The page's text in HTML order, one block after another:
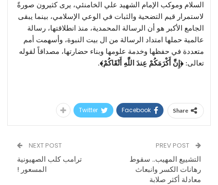
السلام وموكب الإمام الشهيد علي الخامنئي، يرى كثيرون صورةً
لاستمرار قيم التضحية والثبات في الوعي الإسلامي، بينما يبقى
الجامع الأكبر هو أن الرسالة المحمدية، منذ انطلاقتها، رسالة
عالمية حملها امتداد الرسالة من ال بيت النبوة، وأسهمت أمم
متعددة في حفظها وخدمة علومها وبناء حضارتها، مصداقاً لقوله
تعالى: ﴿إِنَّ أَكْرَمَكُمْ عِندَ اللَّهِ أَتْقَاكُمْ﴾.
Share
Facebook
Twitter
التشييع المهيب.. سقوط
رهانات الكسر وانبعاث
معادلة أكثر صلابة
NEXT POST
ترامب كلب الصهيونية
المسعور !